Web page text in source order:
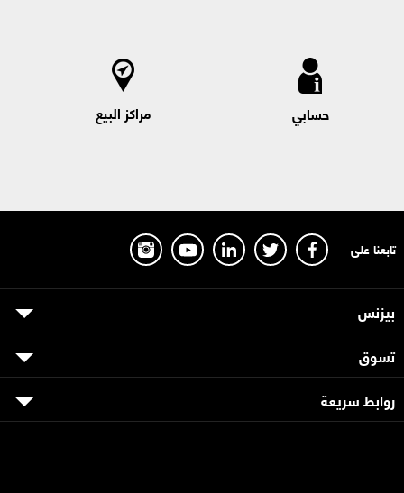
حسابي مراكز البيع
تابعنا على
بيزنس
تسوق
روابط سريعة